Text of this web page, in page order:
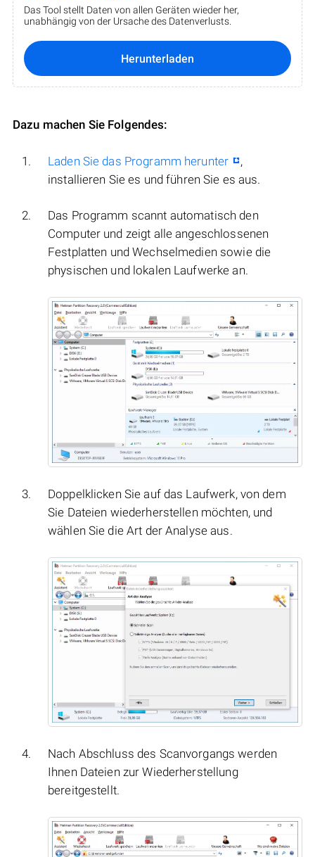
Das Tool stellt Daten von allen Geräten wieder her,
unabhängig von der Ursache des Datenverlusts.
Herunterladen
Dazu machen Sie Folgendes:
Laden Sie das Programm herunter
,
installieren Sie es und führen Sie es aus.
Das Programm scannt automatisch den
Computer und zeigt alle angeschlossenen
Festplatten und Wechselmedien sowie die
physischen und lokalen Laufwerke an.
Doppelklicken Sie auf das Laufwerk, von dem
Sie Dateien wiederherstellen möchten, und
wählen Sie die Art der Analyse aus.
Nach Abschluss des Scanvorgangs werden
Ihnen Dateien zur Wiederherstellung
bereitgestellt.